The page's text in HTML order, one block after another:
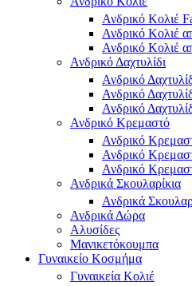
Ανδρικό Κολιέ
Ανδρικό Κολιέ
Ανδρικό Κολιέ
Ανδρικό Δαχτυλίδι
Ανδρικό
Ανδρικό
Ανδρικό
Ανδρικό Κρεμαστό
Ανδρικό
Ανδρικό
Ανδρικό
Ανδρικά Σκουλαρίκια
Ανδρικά
Ανδρικά Δώρα
Αλυσίδες
Μανικετόκουμπα
Γυναικείο Κοσμήμα
Γυναικεία Κολιέ